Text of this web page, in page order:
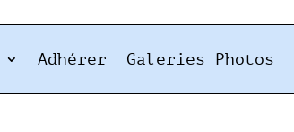
Adhérer Galeries Photos